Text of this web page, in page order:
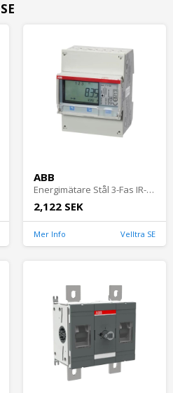
ABB
Energimätare Stål 3-Fas IR-Port 1A 230-240V IP20 ABB
2,122 SEK
Mer Info Velltra SE